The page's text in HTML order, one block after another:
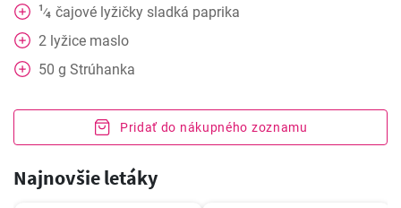
1⁄4 čajové lyžičky sladká paprika
2 lyžice maslo
50 g Strúhanka
Pridať do nákupného zoznamu
Najnovšie letáky